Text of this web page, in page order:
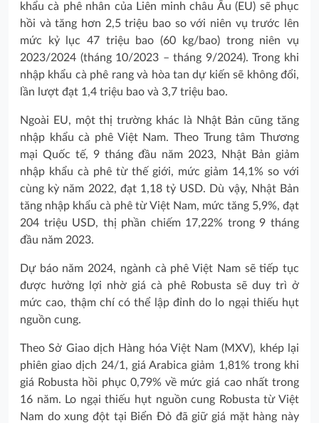
khẩu cà phê nhân của Liên minh châu Âu (EU) sẽ phục
hồi và tăng hơn 2,5 triệu bao so với niên vụ trước lên
mức kỷ lục 47 triệu bao (60 kg/bao) trong niên vụ
2023/2024 (tháng 10/2023 – tháng 9/2024). Trong khi
nhập khẩu cà phê rang và hòa tan dự kiến sẽ không đổi,
lần lượt đạt 1,4 triệu bao và 3,7 triệu bao.
Ngoài EU, một thị trường khác là Nhật Bản cũng tăng
nhập khẩu cà phê Việt Nam. Theo Trung tâm Thương
mại Quốc tế, 9 tháng đầu năm 2023, Nhật Bản giảm
nhập khẩu cà phê từ thế giới, mức giảm 14,1% so với
cùng kỳ năm 2022, đạt 1,18 tỷ USD. Dù vậy, Nhật Bản
tăng nhập khẩu cà phê từ Việt Nam, mức tăng 5,9%, đạt
204 triệu USD, thị phần chiếm 17,22% trong 9 tháng
đầu năm 2023.
Dự báo năm 2024, ngành cà phê Việt Nam sẽ tiếp tục
được hưởng lợi nhờ giá cà phê Robusta sẽ duy trì ở
mức cao, thậm chí có thể lập đỉnh do lo ngại thiếu hụt
nguồn cung.
Theo Sở Giao dịch Hàng hóa Việt Nam (MXV), khép lại
phiên giao dịch 24/1, giá Arabica giảm 1,81% trong khi
giá Robusta hồi phục 0,79% về mức giá cao nhất trong
16 năm. Lo ngại thiếu hụt nguồn cung Robusta từ Việt
Nam do xung đột tại Biển Đỏ đã giữ giá mặt hàng này